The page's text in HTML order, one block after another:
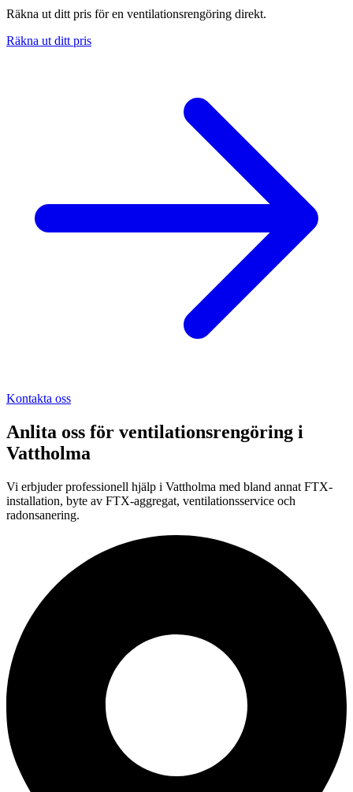
Räkna ut ditt pris för en ventilationsrengöring direkt.
Räkna ut ditt pris
Kontakta oss
Anlita oss för ventilationsrengöring i
Vattholma
Vi erbjuder professionell hjälp i Vattholma med bland annat FTX-
installation, byte av FTX-aggregat, ventilationsservice och
radonsanering.